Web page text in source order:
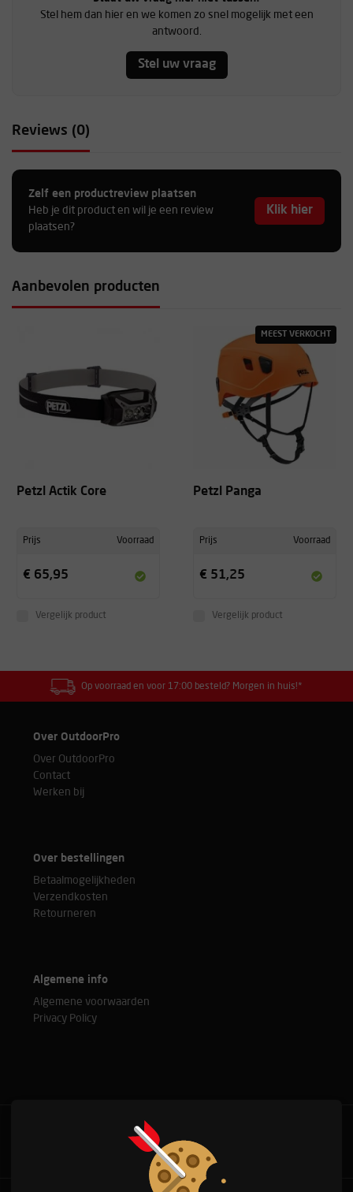
Stel hem dan hier en we komen zo snel mogelijk met een
antwoord.
Stel uw vraag
Reviews (0)
Zelf een productreview plaatsen
Heb je dit product en wil je een review
plaatsen?
Klik hier
Aanbevolen producten
Petzl Actik Core
Prijs Voorraad
€ 65,95
Vergelijk product
MEEST VERKOCHT
Petzl Panga
Prijs Voorraad
€ 51,25
Vergelijk product
Op voorraad en voor 17:00 besteld? Morgen in huis!*
Over OutdoorPro
Over OutdoorPro
Contact
Werken bij
Over bestellingen
Betaalmogelijkheden
Verzendkosten
Retourneren
Algemene info
Algemene voorwaarden
Privacy Policy
Bel met onze experts
+31(0)76 515 37 88